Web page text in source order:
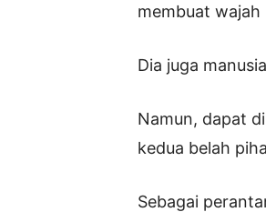
membuat wajah
Dia juga
Namun, dapat
kedua belah
Sebagai